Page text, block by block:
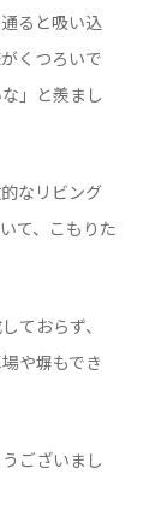
ると吸い込
くつろいで
」と羨まし
なリビング
て、こもりた
ておらず、
や塀もでき
ございまし